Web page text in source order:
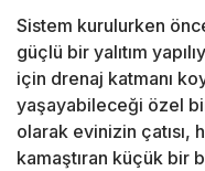
Sistem kurulurken
güçlü bir yalıtım
için drenaj katmanı
yaşayabileceği özel
olarak evinizin çatısı,
kamaştıran küçük bir